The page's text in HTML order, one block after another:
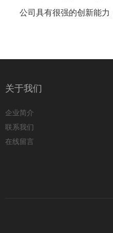
公司具有很强的创新能力，
关于我们
企业简介
联系我们
在线留言